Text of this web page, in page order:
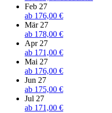
Feb 27
ab 176,00 €
Mär 27
ab 178,00 €
Apr 27
ab 171,00 €
Mai 27
ab 176,00 €
Jun 27
ab 175,00 €
Jul 27
ab 171,00 €